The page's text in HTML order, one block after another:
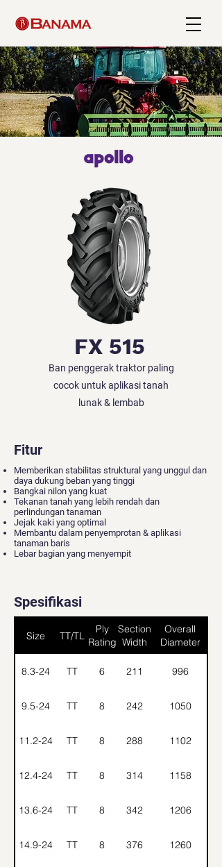
FX 515
Ban penggerak traktor paling
cocok untuk aplikasi tanah
lunak & lembab
Fitur
Memberikan stabilitas struktural yang unggul dan
daya dukung beban yang tinggi
Bangkai nilon yang kuat
Tekanan tanah yang lebih rendah dan
perlindungan tanaman
Jejak kaki yang optimal
Membantu dalam penyemprotan & aplikasi
tanaman baris
Lebar bagian yang menyempit
Spesifikasi
Size TT/TL
Ply
Rating
Section
Width
Overall
Diameter
8.3-24 TT 6 211 996
9.5-24 TT 8 242 1050
11.2-24 TT 8 288 1102
12.4-24 TT 8 314 1158
13.6-24 TT 8 342 1206
14.9-24 TT 8 376 1260